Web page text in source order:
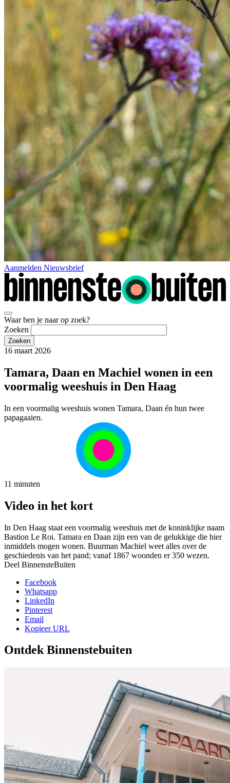
Aanmelden Nieuwsbrief
Waar ben je naar op zoek?
Zoeken
16 maart 2026
Tamara, Daan en Machiel wonen in een
voormalig weeshuis in Den Haag
In een voormalig weeshuis wonen Tamara, Daan én hun twee
papagaaien.
11 minuten
Video in het kort
In Den Haag staat een voormalig weeshuis met de koninklijke naam
Bastion Le Roi. Tamara en Daan zijn een van de gelukkige die hier
inmiddels mogen wonen. Buurman Machiel weet alles over de
geschiedenis van het pand; vanaf 1867 woonden er 350 wezen.
Deel BinnensteBuiten
Facebook
Whatsapp
LinkedIn
Pinterest
Email
Kopieer URL
Ontdek Binnenstebuiten